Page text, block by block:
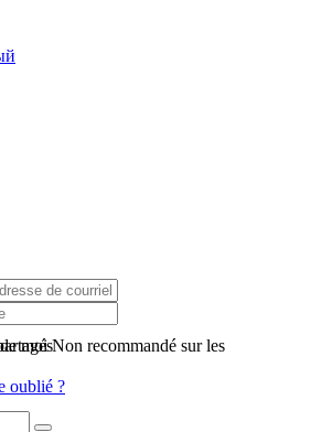
moi
partagés
oublié ?